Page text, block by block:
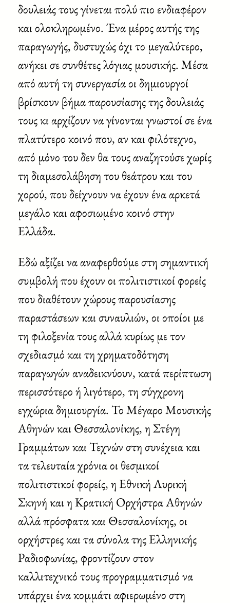
δουλειάς τους γίνεται πολύ πιο ενδιαφέρον
και ολοκληρωμένο. Ένα μέρος αυτής της
παραγωγής, δυστυχώς όχι το μεγαλύτερο,
ανήκει σε συνθέτες λόγιας μουσικής. Μέσα
από αυτή τη συνεργασία οι δημιουργοί
βρίσκουν βήμα παρουσίασης της δουλειάς
τους κι αρχίζουν να γίνονται γνωστοί σε ένα
πλατύτερο κοινό που, αν και φιλότεχνο,
από μόνο του δεν θα τους αναζητούσε χωρίς
τη διαμεσολάβηση του θεάτρου και του
χορού, που δείχνουν να έχουν ένα αρκετά
μεγάλο και αφοσιωμένο κοινό στην
Ελλάδα.
Εδώ αξίζει να αναφερθούμε στη σημαντική
συμβολή που έχουν οι πολιτιστικοί φορείς
που διαθέτουν χώρους παρουσίασης
παραστάσεων και συναυλιών, οι οποίοι με
τη φιλοξενία τους αλλά κυρίως με τον
σχεδιασμό και τη χρηματοδότηση
παραγωγών αναδεικνύουν, κατά περίπτωση
περισσότερο ή λιγότερο, τη σύγχρονη
εγχώρια δημιουργία. Το Μέγαρο Μουσικής
Αθηνών και Θεσσαλονίκης, η Στέγη
Γραμμάτων και Τεχνών στη συνέχεια και
τα τελευταία χρόνια οι θεσμικοί
πολιτιστικοί φορείς, η Εθνική Λυρική
Σκηνή και η Κρατική Ορχήστρα Αθηνών
αλλά πρόσφατα και Θεσσαλονίκης, οι
ορχήστρες και τα σύνολα της Ελληνικής
Ραδιοφωνίας, φροντίζουν στον
καλλιτεχνικό τους προγραμματισμό να
υπάρχει ένα κομμάτι αφιερωμένο στη